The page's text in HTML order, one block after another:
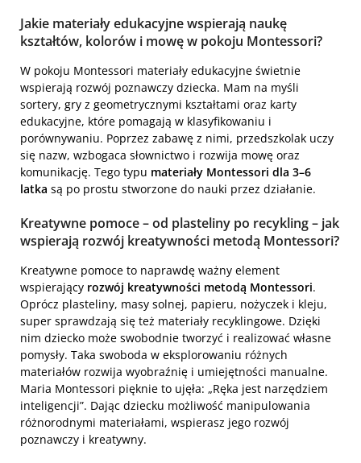
Jakie materiały edukacyjne wspierają naukę
kształtów, kolorów i mowę w pokoju Montessori?
W pokoju Montessori materiały edukacyjne świetnie
wspierają rozwój poznawczy dziecka. Mam na myśli
sortery, gry z geometrycznymi kształtami oraz karty
edukacyjne, które pomagają w klasyfikowaniu i
porównywaniu. Poprzez zabawę z nimi, przedszkolak uczy
się nazw, wzbogaca słownictwo i rozwija mowę oraz
komunikację. Tego typu materiały Montessori dla 3–6
latka są po prostu stworzone do nauki przez działanie.
Kreatywne pomoce – od plasteliny po recykling – jak
wspierają rozwój kreatywności metodą Montessori?
Kreatywne pomoce to naprawdę ważny element
wspierający rozwój kreatywności metodą Montessori.
Oprócz plasteliny, masy solnej, papieru, nożyczek i kleju,
super sprawdzają się też materiały recyklingowe. Dzięki
nim dziecko może swobodnie tworzyć i realizować własne
pomysły. Taka swoboda w eksplorowaniu różnych
materiałów rozwija wyobraźnię i umiejętności manualne.
Maria Montessori pięknie to ujęła: „Ręka jest narzędziem
inteligencji”. Dając dziecku możliwość manipulowania
różnorodnymi materiałami, wspierasz jego rozwój
poznawczy i kreatywny.